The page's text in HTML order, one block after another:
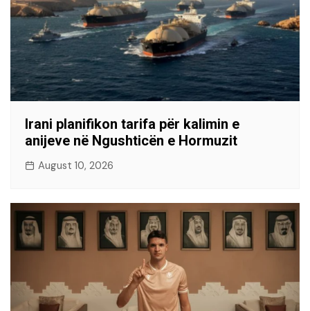
Irani planifikon tarifa për kalimin e
anijeve në Ngushticën e Hormuzit
August 10, 2026